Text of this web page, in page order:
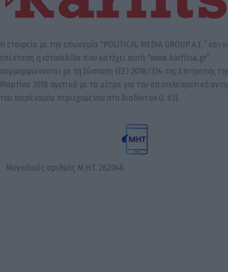
Η εταιρεία με την επωνυμία “POLITICAL MEDIA GROUP A.E.” και
επέκταση η ιστοσελίδα που κατέχει αυτή “www.karfitsa.gr”
συμμορφώνονται με τη Σύσταση (ΕΕ) 2018/334 της Επιτροπής
Μαρτίου 2018 σχετικά με τα μέτρα για την αποτελεσματική
του παράνομου περιεχομένου στο διαδίκτυο (L 63).
Μοναδικός αριθμός Μ.Η.Τ. 262048